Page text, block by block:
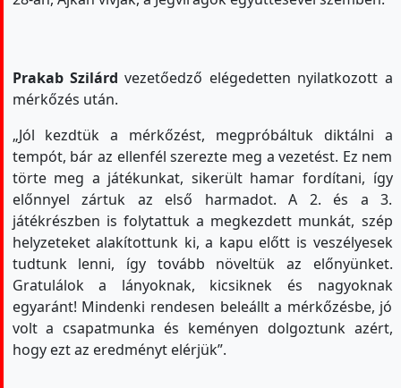
Prakab Szilárd vezetőedző elégedetten nyilatkozott a
mérkőzés után.
„Jól kezdtük a mérkőzést, megpróbáltuk diktálni a
tempót, bár az ellenfél szerezte meg a vezetést. Ez nem
törte meg a játékunkat, sikerült hamar fordítani, így
előnnyel zártuk az első harmadot. A 2. és a 3.
játékrészben is folytattuk a megkezdett munkát, szép
helyzeteket alakítottunk ki, a kapu előtt is veszélyesek
tudtunk lenni, így tovább növeltük az előnyünket.
Gratulálok a lányoknak, kicsiknek és nagyoknak
egyaránt! Mindenki rendesen beleállt a mérkőzésbe, jó
volt a csapatmunka és keményen dolgoztunk azért,
hogy ezt az eredményt elérjük”.